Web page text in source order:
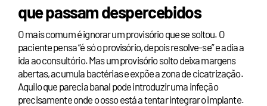
que passam despercebidos
O mais comum é ignorar um provisório que se soltou. O
paciente pensa “é só o provisório, depois resolve-se” e adia a
ida ao consultório. Mas um provisório solto deixa margens
abertas, acumula bactérias e expõe a zona de cicatrização.
Aquilo que parecia banal pode introduzir uma infeção
precisamente onde o osso está a tentar integrar o implante.